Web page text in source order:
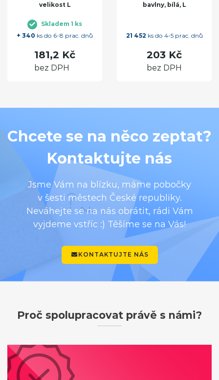
velikost L
Skladem 1 ks
+ 340 ks do 6-8 prac. dnů
181,2 Kč
bez DPH
bavlny, bílá, L
21 452 ks do 4-5 prac. dnů
203 Kč
bez DPH
Chcete se na něco zeptat?
Kontaktujte nás
Jsme Vám na blízku, máme pobočky
v šesti městech České republiky.
Neváhejte se na nás obrátit, rádi Vám
vyjdeme vstříc :) Těšíme se na Vás!
KONTAKTUJTE NÁS
Proč spolupracovat právě s námi?